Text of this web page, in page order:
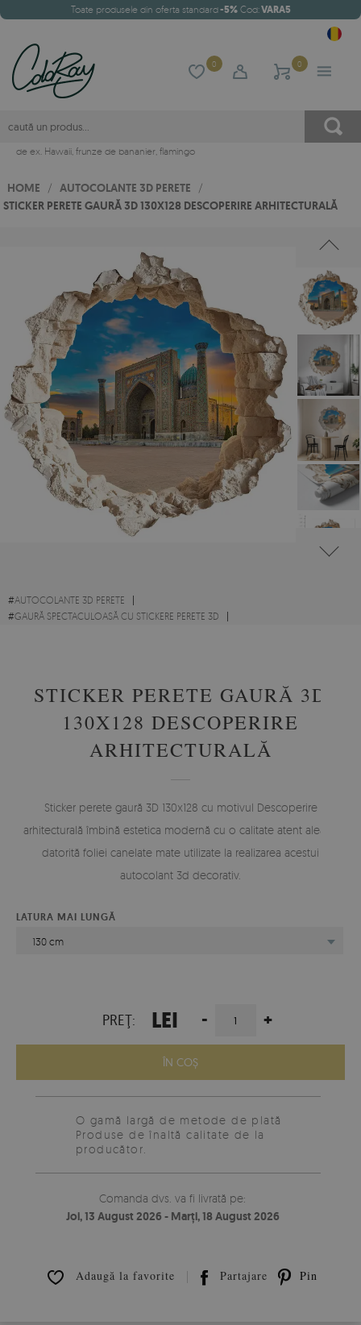
Toate produsele din oferta standard-5%Cod:VARA5
0 0
de ex. Hawaii, frunze de bananier, flamingo
HOME / AUTOCOLANTE 3D PERETE /
STICKER PERETE GAURĂ 3D 130X128 DESCOPERIRE ARHITECTURALĂ
#AUTOCOLANTE 3D PERETE
#GAURĂ SPECTACULOASĂ CU STICKERE PERETE 3D
STICKER PERETE GAURĂ 3D
130X128 DESCOPERIRE
ARHITECTURALĂ
Sticker perete gaură 3D 130x128 cu motivul Descoperire
arhitecturală îmbină estetica modernă cu o calitate atent aleasă,
datorită foliei canelate mate utilizate la realizarea acestui
autocolant 3d decorativ.
LATURA MAI LUNGĂ
130 cm
PREŢ: LEI - +
ÎN COŞ
O gamă largă de metode de plată
Produse de înaltă calitate de la
producător.
Comanda dvs. va fi livrată pe:
Joi, 13 August 2026 - Marți, 18 August 2026
Adaugă la favorite Partajare Pin it